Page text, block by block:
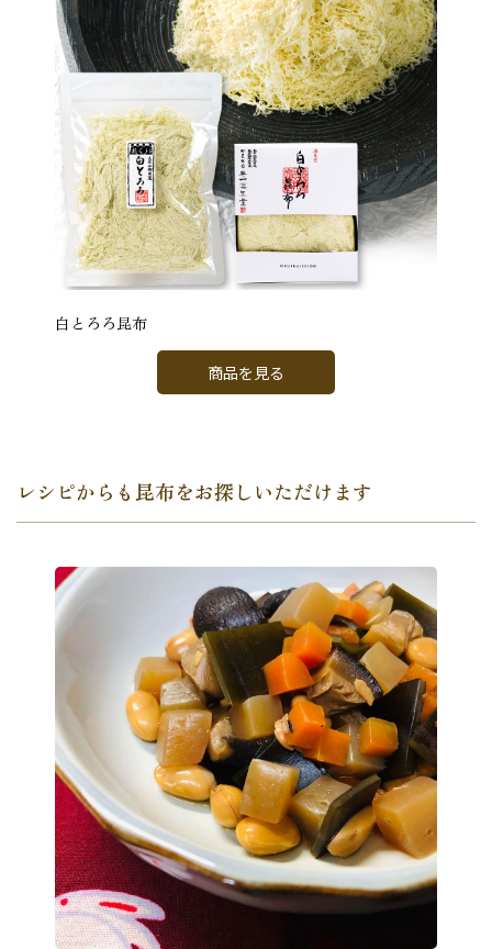
白とろろ昆布
商品を見る
レシピからも昆布をお探しいただけます